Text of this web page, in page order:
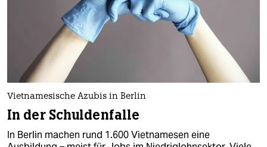
Vietnamesische Azubis in Berlin
In der Schuldenfalle
In Berlin machen rund 1.600 Vietnamesen eine